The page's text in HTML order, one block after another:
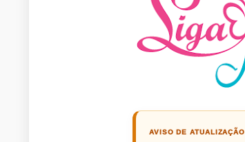
AVISO DE ATUALIZAÇÃO